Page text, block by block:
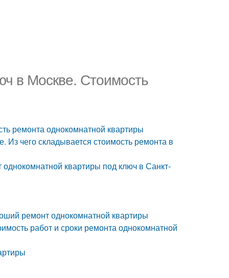
в Москве. Стоимость
ремонта однокомнатной квартиры
Из чего складывается стоимость ремонта в
квартиры под ключ в Санкт-
ремонт однокомнатной квартиры
работ и сроки ремонта однокомнатной